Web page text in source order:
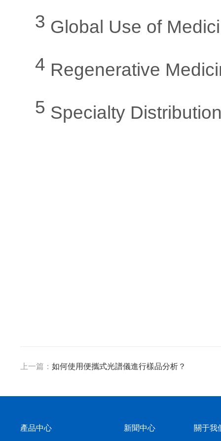
3 Global Use of
4 Regenerative
5 Specialty
上一篇： 如何使用便攜式光譜儀進行樣品分析？
產品中心 新聞中心 關于我